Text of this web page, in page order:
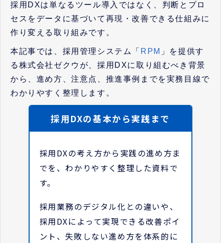
採用DXは単なるツール導入ではなく、判断とプロ
セスをデータに基づいて再現・改善できる仕組みに
作り変える取り組みです。
本記事では、採用管理システム「 RPM 」を提供す
る株式会社ゼクウが、採用DXに取り組むべき背景
から、進め方、注意点、推進事例までを実務目線で
わかりやすく整理します。
採用DXの基本から実践まで
採用DXの考え方から実践の進め方ま
でを、わかりやすく整理した資料で
す。
採用業務のデジタル化との違いや、
採用DXによって実現できる改善ポイ
ント、失敗しない進め方を体系的に